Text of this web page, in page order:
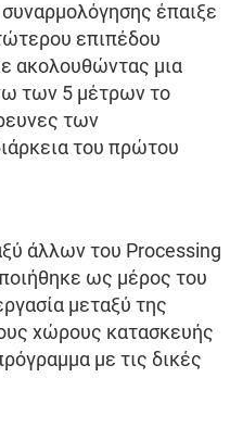
έπαιξε
επιπέδου
ακολουθώντας μια
των 5 μέτρων το
των
του πρώτου
άλλων του Processing
ως μέρος του
μεταξύ της
χώρους κατασκευής
με τις δικές